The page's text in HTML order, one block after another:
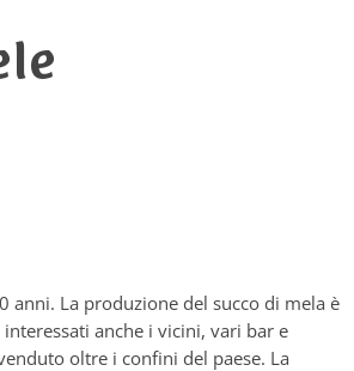
anni. La produzione del succo di mela è
anche i vicini, vari bar e
oltre i confini del paese. La